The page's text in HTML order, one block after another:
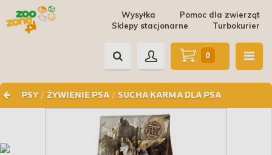
Pomoc dla zwierząt
Wysyłka
Turbokurier
Sklepy stacjonarne
PSY / ŻYWIENIE PSA / SUCHA KARMA DLA PSA
0